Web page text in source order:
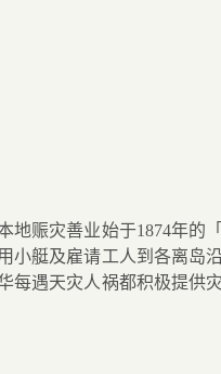
地赈灾善业始于1874年的
艇及雇请工人到各离岛
遇天灾人祸都积极提供